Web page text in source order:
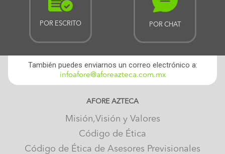
POR ESCRITO POR CHAT
También puedes enviarnos un correo electrónico a:
infoafore@aforeazteca.com.mx
AFORE AZTECA
Misión,Visión y Valores
Código de Ética
Código de Ética de Asesores Previsionales